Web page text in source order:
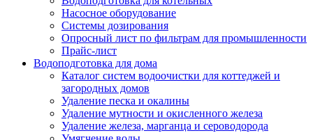
Насосное оборудование
Системы дозирования
Опросный лист по фильтрам для промышленности
Прайс-лист
Водоподготовка для дома
Каталог систем водоочистки для коттеджей и
загородных домов
Удаление песка и окалины
Удаление мутности и окисленного железа
Удаление железа, марганца и сероводорода